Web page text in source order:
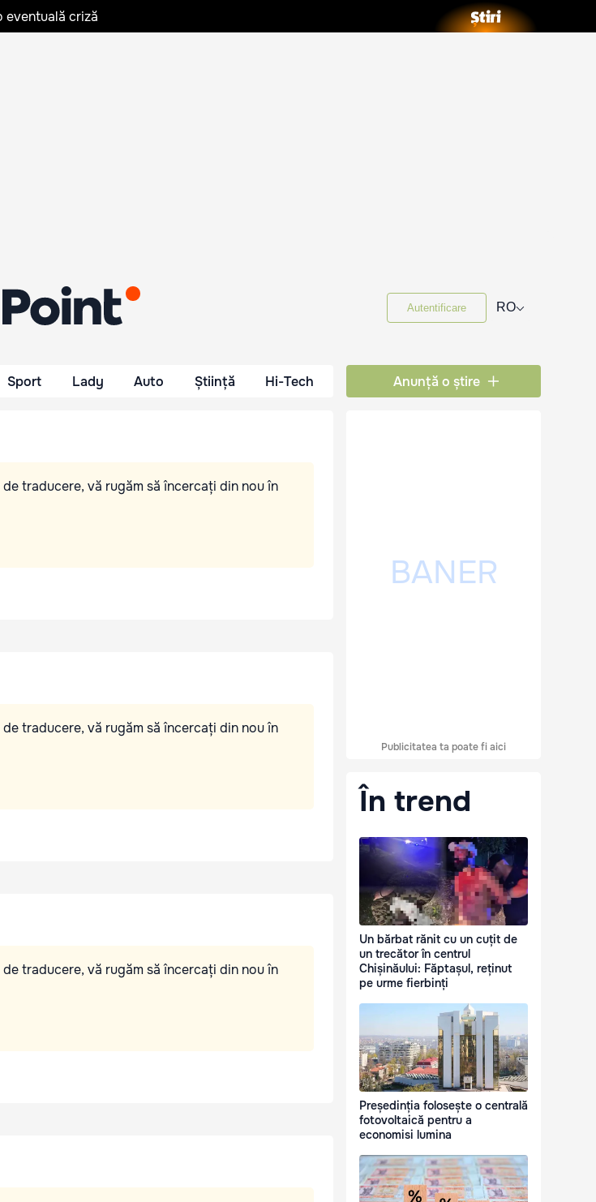
eventuală criză
Autentificare RO⌵
Sport Lady Auto Știință Hi-Tech Anunță o știre
traducere, vă rugăm să încercați din nou în
traducere, vă rugăm să încercați din nou în
traducere, vă rugăm să încercați din nou în
Publicitatea ta poate fi aici
În trend
Un bărbat rănit cu un cuțit de
un trecător în centrul
Chișinăului: Făptașul, reținut
pe urme fierbinți
Președinția folosește o centrală
fotovoltaică pentru a
economisi lumina